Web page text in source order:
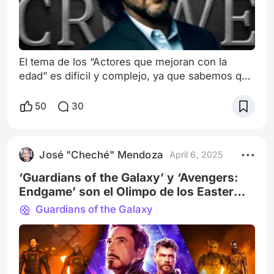
El tema de los “Actores que mejoran con la
edad” es difícil y complejo, ya que sabemos que
notablemente su actuación al pasar el tiempo,
depender del gusto de cada quien, podríamos
pasar una eternidad charlando de ellos,
ejemplos palpables podrían ser: Anthony
Hopkins
50 30
José "Cheché" Mendoza April 6, 2025
‘Guardians of the Galaxy’ y ‘Avengers:
Endgame’ son el Olimpo de los Easter
EggsGuardians of the Galaxy